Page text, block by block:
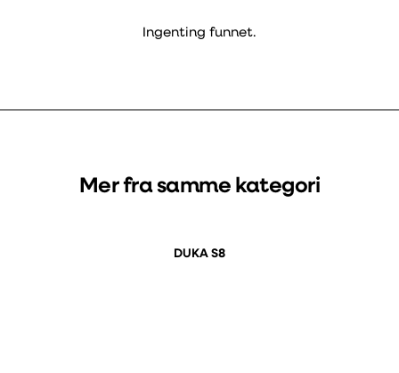
Ingenting funnet.
Mer fra samme kategori
DUKA S8